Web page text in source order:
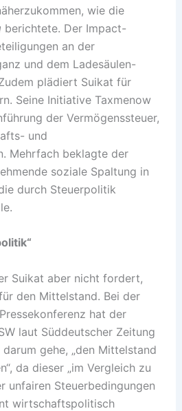
wie die
berichtete. Der Impact-
an der
und dem Ladesäulen-
plädiert Suikat für
Seine Initiative Taxmenow
der Vermögenssteuer,
und
Mehrfach beklagte der
soziale Spaltung in
durch Steuerpolitik
Suikat aber nicht fordert,
den Mittelstand. Bei der
hat der
laut Süddeutscher Zeitung
gehe, „den Mittelstand
da dieser „im Vergleich zu
unfairen Steuerbedingungen
wirtschaftspolitisch